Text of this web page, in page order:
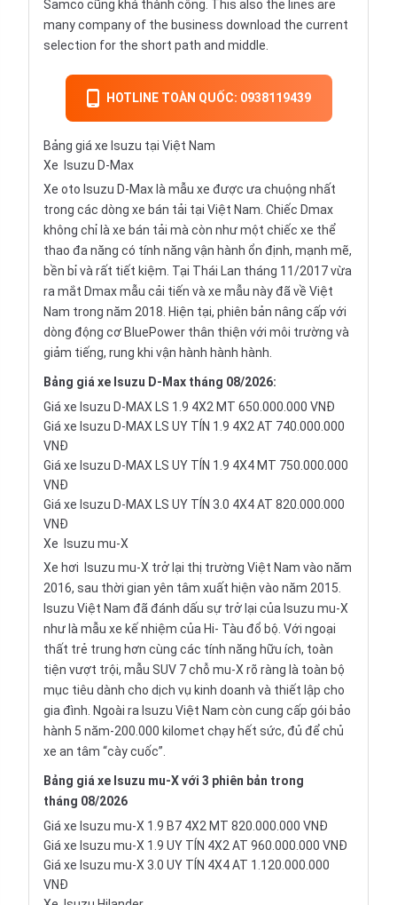
Samco cũng khá thành công. This also the lines are
many company of the business download the current
selection for the short path and middle.
HOTLINE TOÀN QUỐC: 0938119439
Bảng giá xe Isuzu tại Việt Nam
Xe
Isuzu D-Max
Xe oto Isuzu D-Max là mẫu xe được ưa chuộng nhất
trong các dòng xe bán tải tại Việt Nam. Chiếc Dmax
không chỉ là xe bán tải mà còn như một chiếc xe thể
thao đa năng có tính năng vận hành ổn định, mạnh mẽ,
bền bỉ và rất tiết kiệm. Tại Thái Lan tháng 11/2017 vừa
ra mắt Dmax mẫu cải tiến và xe mẫu này đã về Việt
Nam trong năm 2018. Hiện tại, phiên bản nâng cấp với
dòng động cơ BluePower thân thiện với môi trường và
giảm tiếng, rung khi vận hành hành hành.
Bảng giá xe Isuzu D-Max tháng 08/2026:
Giá xe Isuzu D-MAX LS 1.9 4X2 MT 650.000.000 VNĐ
Giá xe Isuzu D-MAX LS UY TÍN 1.9 4X2 AT 740.000.000
VNĐ
Giá xe Isuzu D-MAX LS UY TÍN 1.9 4X4 MT 750.000.000
VNĐ
Giá xe Isuzu D-MAX LS UY TÍN 3.0 4X4 AT 820.000.000
VNĐ
Xe
Isuzu mu-X
Xe hơi
Isuzu mu-X trở lại thị trường Việt Nam vào năm
2016, sau thời gian yên tâm xuất hiện vào năm 2015.
Isuzu Việt Nam đã đánh dấu sự trở lại của Isuzu mu-X
như là mẫu xe kế nhiệm của Hi- Tàu đổ bộ. Với ngoại
thất trẻ trung hơn cùng các tính năng hữu ích, toàn
tiện vượt trội, mẫu SUV 7 chỗ mu-X rõ ràng là toàn bộ
mục tiêu dành cho dịch vụ kinh doanh và thiết lập cho
gia đình. Ngoài ra Isuzu Việt Nam còn cung cấp gói bảo
hành 5 năm-200.000 kilomet chạy hết sức, đủ để chủ
xe an tâm “cày cuốc”.
Bảng giá xe Isuzu mu-X với 3 phiên bản trong
tháng 08/2026
Giá xe Isuzu mu-X 1.9 B7 4X2 MT 820.000.000 VNĐ
Giá xe Isuzu mu-X 1.9 UY TÍN 4X2 AT 960.000.000 VNĐ
Giá xe Isuzu mu-X 3.0 UY TÍN 4X4 AT 1.120.000.000
VNĐ